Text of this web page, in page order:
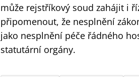
může rejstříkový soud zahájit i
připomenout, že nesplnění
jako nesplnění péče řádného
statutární orgány.